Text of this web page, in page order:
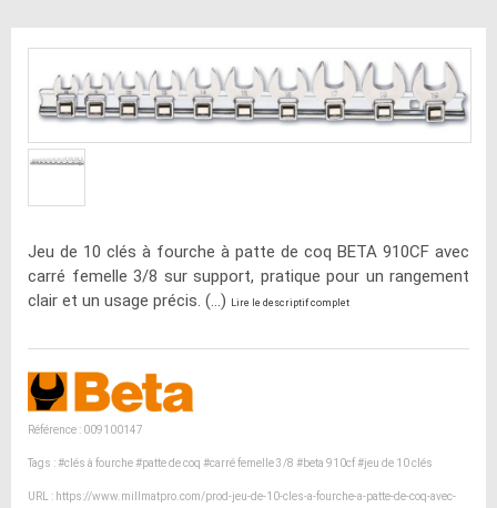
Jeu de 10 clés à fourche à patte de coq BETA 910CF avec
carré femelle 3/8 sur support, pratique pour un rangement
clair et un usage précis. (...)
Lire le descriptif complet
Référence : 009100147
Tags :#clés à fourche#patte de coq #carré femelle 3/8 #beta 910cf#jeu de 10 clés
URL : https://www.millmatpro.com/prod-jeu-de-10-cles-a-fourche-a-patte-de-coq-avec-